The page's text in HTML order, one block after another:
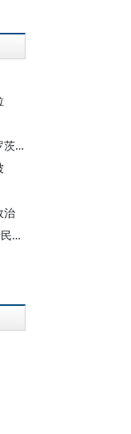
袁凌：存在的革命与不便——重谈布罗茨基和哈维尔的争论
治
张天潘：历史“驯化君主”，政府还权于民——金正日与哈维尔